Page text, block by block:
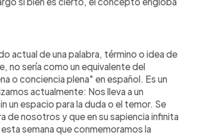
actual de una palabra, término o idea de
no sería como un equivalente del
o conciencia plena" en español. Es un
actualmente: Nos lleva a un
espacio para la duda o el temor. Se
de nosotros y que en su sapiencia infinita
semana que conmemoramos la